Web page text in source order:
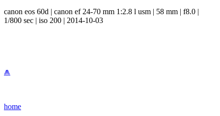
canon eos 60d | canon ef 24-70 mm 1:2.8 l usm | 58 mm | f8.0 |
1/800 sec | iso 200 | 2014-10-03
⩕
home